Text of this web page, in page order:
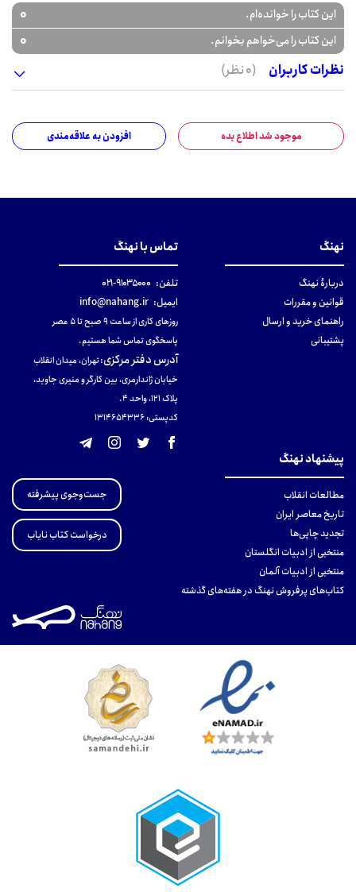
این کتاب را خوانده‌ام. 0
این کتاب را می‌خواهم بخوانم.
0
نظرات کاربران
(0 نظر)
موجود شد اطلاع بده افزودن به علاقه‌مندی
نهنگ
دربارهٔ نهنگ
قوانین و مقررات
راهنمای خرید و ارسال
پشتیبانی
تماس با نهنگ
تلفن: ۹۱۰۳۵۰۰۰-۰۲۱
ایمیل: info@nahang.ir
روزهای کاری از ساعت ۹ صبح تا ۵ عصر
پاسخگوی تماس شما هستیم.
آدرس دفتر مرکزی:تهران، میدان انقلاب
خیابان ژاندارمری، بین کارگر و منیری جاوید،
پلاک 121، واحد ۴.
کدپستی: 131465433۶
پیشنهاد نهنگ
مطالعات انقلاب
تاریخ معاصر ایران
تجدید چاپی‌ها
منتخبی از ادبیات انگلستان
منتخبی از ادبیات آلمان
کتاب‌های پرفروش نهنگ در هفته‌های گذشته
جست‌وجوی پیشرفته
درخواست کتاب نایاب